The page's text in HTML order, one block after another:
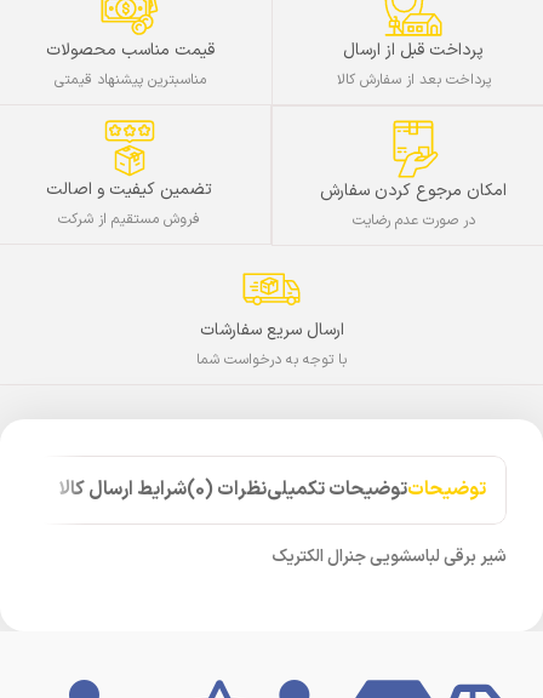
پرداخت قبل از ارسال
پرداخت بعد از سفارش کالا
قیمت مناسب محصولات
مناسبترین پیشنهاد قیمتی
امکان مرجوع کردن سفارش
در صورت عدم رضایت
تضمین کیفیت و اصالت
فروش مستقیم از شرکت
ارسال سریع سفارشات
با توجه به درخواست شما
توضیحاتتوضیحات تکمیلینظرات (0) شرایط ارسال کالا
شیر برقی لباسشویی جنرال الکتریک